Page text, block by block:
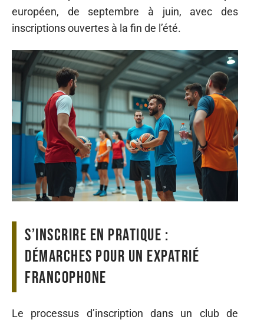
européen, de septembre à juin, avec des
inscriptions ouvertes à la fin de l’été.
S’inscrire en pratique :
démarches pour un expatrié
francophone
Le processus d’inscription dans un club de